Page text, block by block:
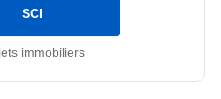
SCI
immobiliers